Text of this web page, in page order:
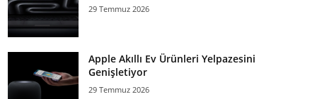
29 Temmuz 2026
Apple Akıllı Ev Ürünleri Yelpazesini
Genişletiyor
29 Temmuz 2026